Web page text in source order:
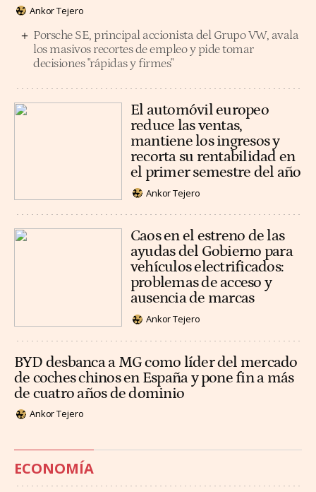
Ankor Tejero
Porsche SE, principal accionista del Grupo VW, avala
los masivos recortes de empleo y pide tomar
decisiones "rápidas y firmes"
El automóvil europeo
reduce las ventas,
mantiene los ingresos y
recorta su rentabilidad en
el primer semestre del año
Ankor Tejero
Caos en el estreno de las
ayudas del Gobierno para
vehículos electrificados:
problemas de acceso y
ausencia de marcas
Ankor Tejero
BYD desbanca a MG como líder del mercado
de coches chinos en España y pone fin a más
de cuatro años de dominio
Ankor Tejero
ECONOMÍA